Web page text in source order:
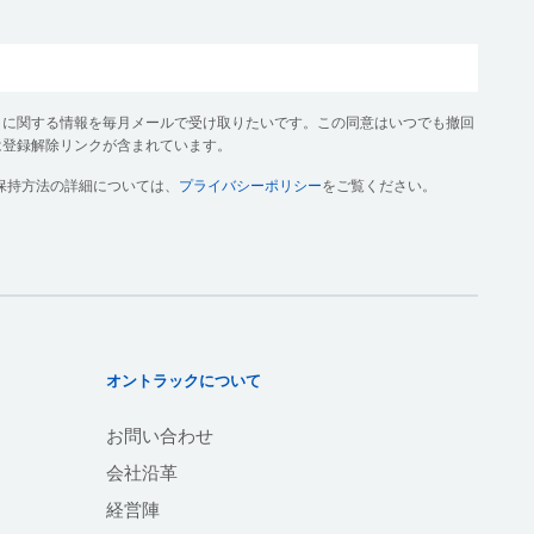
関する情報を毎月メールで受け取りたいです。この同意はいつでも撤回
録解除リンクが含まれています。
方法の詳細については、 プライバシーポリシーをご覧ください。
オントラックについて
お問い合わせ
会社沿革
経営陣